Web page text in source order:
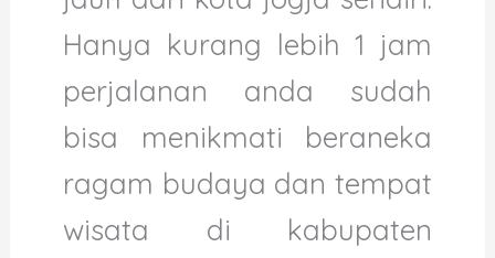
Hanya kurang lebih 1 jam
perjalanan anda sudah
bisa menikmati beraneka
ragam budaya dan tempat
wisata di kabupaten